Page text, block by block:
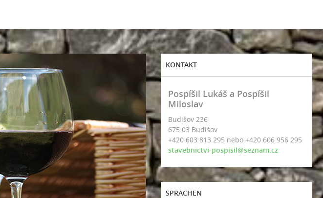
KONTAKT
Pospíšil Lukáš a Pospíšil
Miloslav
Budišov 236
675 03 Budišov
+420 603 813 295 nebo +420 606 956 295
stavebnictvi-pospisil@seznam.cz
SPRACHEN